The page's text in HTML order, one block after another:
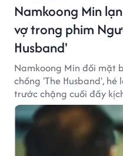
Namkoong Min
vợ trong phim
Husband'
Namkoong Min đối mặt
chồng 'The Husband',
trước chặng cuối đầy